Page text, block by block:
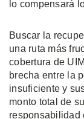
lo compensará
Buscar la
una ruta más
cobertura de
brecha entre la
insuficiente y
monto total de
responsabilidad